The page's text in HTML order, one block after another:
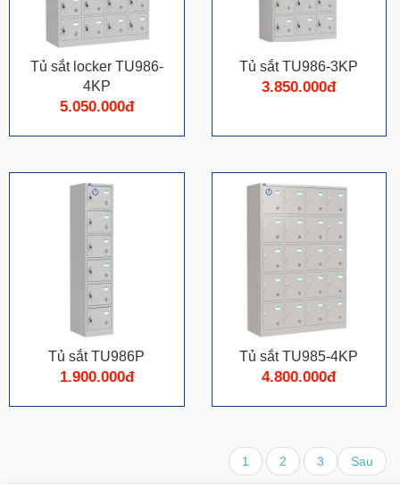
Tủ sắt locker TU986-
4KP
5.050.000đ
Tủ sắt TU986-3KP
3.850.000đ
Tủ sắt TU986P
1.900.000đ
Tủ sắt TU985-4KP
4.800.000đ
1 2 3 Sau